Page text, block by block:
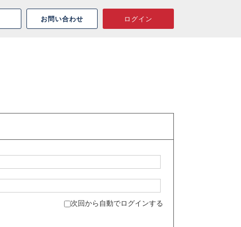
お問い合わせ ログイン
次回から自動でログインする